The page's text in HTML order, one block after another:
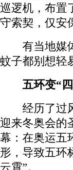
巡逻机，布置
守索契，仅安
有当地媒体
蚊子都别想轻
五环变“
经历了过风
迎来冬奥会的
幕：在奥运五
形，导致五环
云霄”。